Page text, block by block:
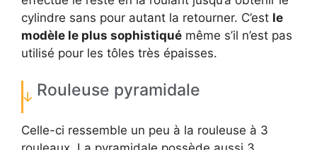
cylindre sans pour autant la retourner. C’est le
modèle le plus sophistiqué même s’il n’est pas
utilisé pour les tôles très épaisses.
Rouleuse pyramidale
Celle-ci ressemble un peu à la rouleuse à 3